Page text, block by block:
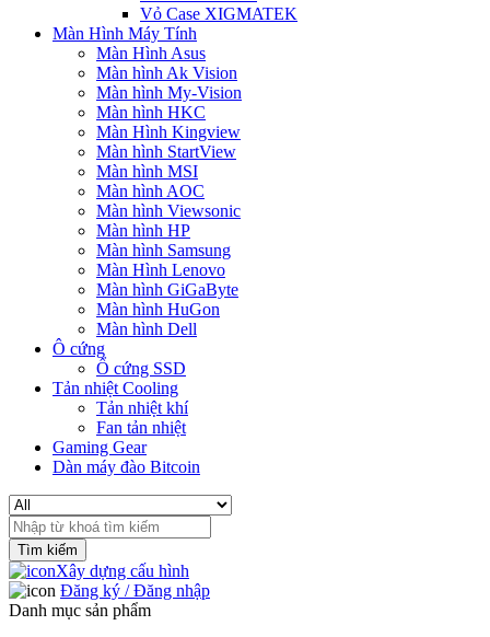
Vỏ Case XIGMATEK
Màn Hình Máy Tính
Màn Hình Asus
Màn hình Ak Vision
Màn hình My-Vision
Màn hình HKC
Màn Hình Kingview
Màn hình StartView
Màn hình MSI
Màn hình AOC
Màn hình Viewsonic
Màn hình HP
Màn hình Samsung
Màn Hình Lenovo
Màn hình GiGaByte
Màn hình HuGon
Màn hình Dell
Ô cứng
Ổ cứng SSD
Tản nhiệt Cooling
Tản nhiệt khí
Fan tản nhiệt
Gaming Gear
Dàn máy đào Bitcoin
Search
for:
Xây dựng cấu hình
Đăng ký / Đăng nhập
Danh mục sản phẩm